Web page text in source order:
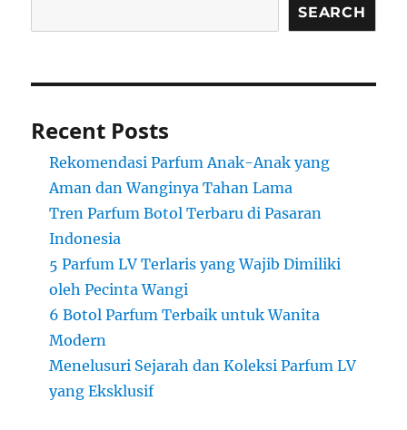
SEARCH
Recent Posts
Rekomendasi Parfum Anak-Anak yang
Aman dan Wanginya Tahan Lama
Tren Parfum Botol Terbaru di Pasaran
Indonesia
5 Parfum LV Terlaris yang Wajib Dimiliki
oleh Pecinta Wangi
6 Botol Parfum Terbaik untuk Wanita
Modern
Menelusuri Sejarah dan Koleksi Parfum LV
yang Eksklusif